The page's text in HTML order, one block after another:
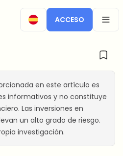
ACCESO
en este artículo es
informativos y no constituye
Las inversiones en
un alto grado de riesgo.
investigación.